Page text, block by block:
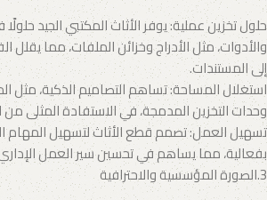
حلول تخزين عملية: يوفر الأثاث المكتبي الجيد
والأدوات، مثل الأدراج وخزائن الملفات، مما
إلى المستندات.
استغلال المساحة: تساهم التصاميم الذكية، مثل
وحدات التخزين المدمجة، في الاستفادة المثلى
تسهيل العمل: تصمم قطع الأثاث لتسهيل المهام
بفعالية، مما يساهم في تحسين سير العمل
3.الصورة المؤسسية والاحترافية